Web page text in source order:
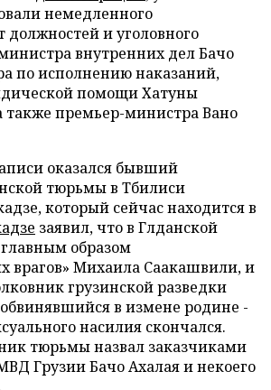
немедленного
должностей и уголовного
внутренних дел Бачо
по исполнению наказаний,
помощи Хатуны
также премьер-министра Вано
оказался бывший
тюрьмы в Тбилиси
который сейчас находится в
заявил, что в Глданской
образом
врагов» Михаила Саакашвили, и
грузинской разведки
обвинявшийся в измене родине -
насилия скончался.
тюрьмы назвал заказчиками
Грузии Бачо Ахалая и некоего